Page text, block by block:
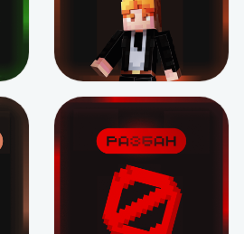
В корзину
Кастомный титул
150 ₽
В корзину